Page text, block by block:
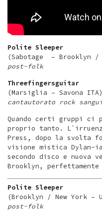
Polite Sleeper
(Sabotage – Brooklyn /
post-folk
Threefingersguitar
(Marsiglia – Savona ITA)
cantautorato rock
Quando certi gruppi ci
proprio tanto.
Press, dopo la svolta
visione mistica
secondo disco e nuova
Brooklyn,
Polite Sleeper
(Brooklyn / New York –
post-folk